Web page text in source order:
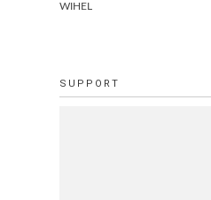
WIHEL
SUPPORT